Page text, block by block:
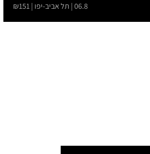
06.8 | תל אביב-יפו | ₪151